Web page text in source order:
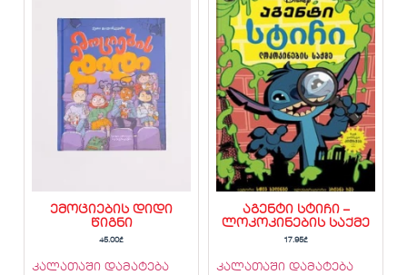
ემოციების დიდი
წიგნი
45.00₾
კალათაში დამატება
აგენტი სტიჩი –
ლოკოკინების საქმე
17.95₾
კალათაში დამატება